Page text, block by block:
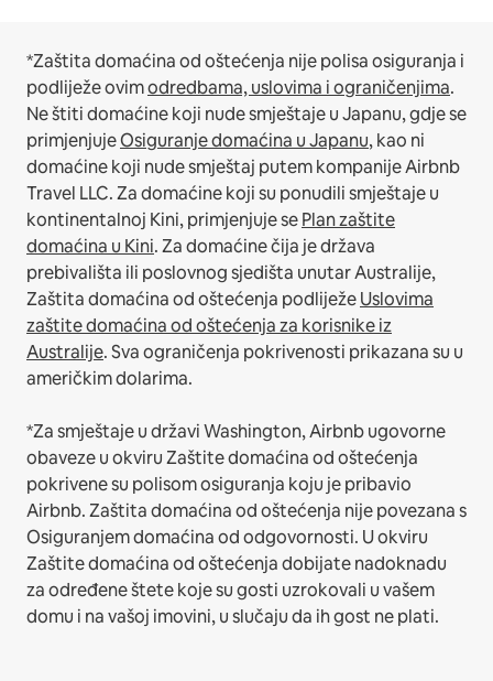
*Zaštita domaćina od oštećenja nije polisa osiguranja i
podliježe ovimodredbama, uslovima i ograničenjima.
Ne štiti domaćine koji nude smještaje u Japanu, gdje se
primjenjujeOsiguranje domaćina u Japanu, kao ni
domaćine koji nude smještaj putem kompanije Airbnb
Travel LLC.Za domaćine koji su ponudili smještaje u
kontinentalnoj Kini, primjenjuje sePlan zaštite
domaćina u Kini.Za domaćine čija je država
prebivališta ili poslovnog sjedišta unutar Australije,
Zaštita domaćina od oštećenja podliježeUslovima
zaštite domaćina od oštećenja za korisnike iz
Australije. Sva ograničenja pokrivenosti prikazana su u
američkim dolarima.
*Za smještaje u državi Washington, Airbnb ugovorne
obaveze u okviru Zaštite domaćina od oštećenja
pokrivene su polisom osiguranja koju je pribavio
Airbnb. Zaštita domaćina od oštećenja nije povezana s
Osiguranjem domaćina od odgovornosti. U okviru
Zaštite domaćina od oštećenja dobijate nadoknadu
za određene štete koje su gosti uzrokovali u vašem
domu i na vašoj imovini, u slučaju da ih gost ne plati.